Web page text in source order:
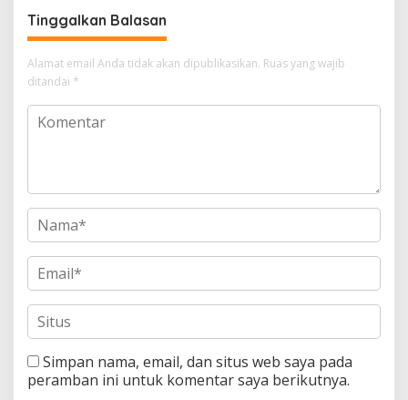
Tinggalkan Balasan
Alamat email Anda tidak akan dipublikasikan. Ruas yang wajib
ditandai *
Simpan nama, email, dan situs web saya pada
peramban ini untuk komentar saya berikutnya.